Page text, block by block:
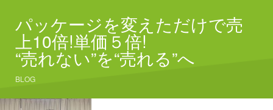
パッケージを変えただけで売
上10倍!単価５倍!
“売れない”を“売れる”へ
BLOG